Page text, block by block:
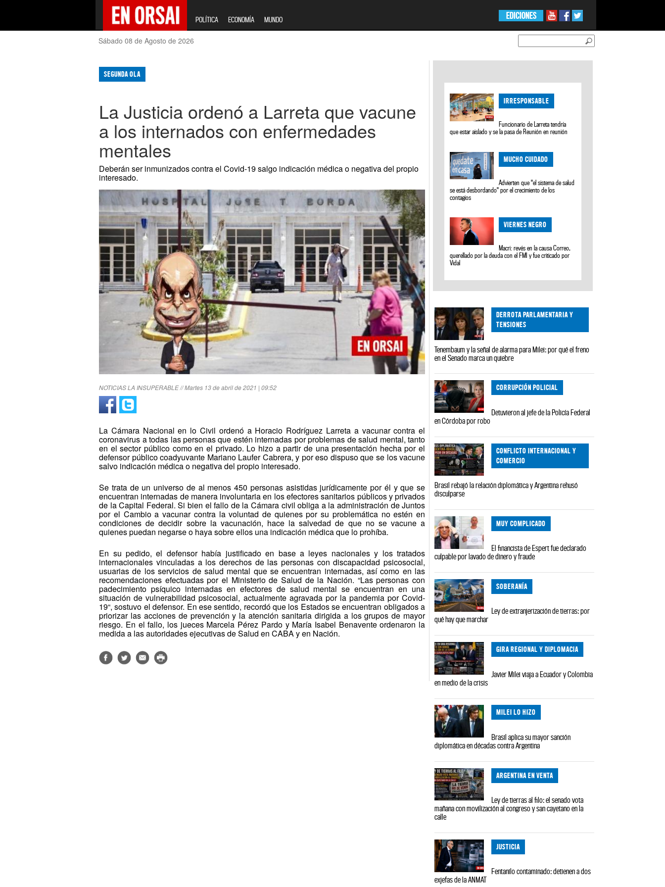
POLÍTICA ECONOMÍA MUNDO EDICIONES
Sábado 08 de Agosto de 2026
SEGUNDA OLA
La Justicia ordenó a Larreta que vacune
a los internados con enfermedades
mentales
Deberán ser inmunizados contra el Covid-19 salgo indicación médica o negativa del propio
interesado.
NOTICIAS LA INSUPERABLE // Martes 13 de abril de 2021 | 09:52
La Cámara Nacional en lo Civil ordenó a Horacio Rodríguez Larreta a vacunar contra el
coronavirus a todas las personas que estén internadas por problemas de salud mental, tanto
en el sector público como en el privado. Lo hizo a partir de una presentación hecha por el
defensor público coadyuvante Mariano Laufer Cabrera, y por eso dispuso que se los vacune
salvo indicación médica o negativa del propio interesado.
Se trata de un universo de al menos 450 personas asistidas jurídicamente por él y que se
encuentran internadas de manera involuntaria en los efectores sanitarios públicos y privados
de la Capital Federal. Si bien el fallo de la Cámara civil obliga a la administración de Juntos
por el Cambio a vacunar contra la voluntad de quienes por su problemática no estén en
condiciones de decidir sobre la vacunación, hace la salvedad de que no se vacune a
quienes puedan negarse o haya sobre ellos una indicación médica que lo prohíba.
En su pedido, el defensor había justificado en base a leyes nacionales y los tratados
internacionales vinculadas a los derechos de las personas con discapacidad psicosocial,
usuarias de los servicios de salud mental que se encuentran internadas, así como en las
recomendaciones efectuadas por el Ministerio de Salud de la Nación. “Las personas con
padecimiento psíquico internadas en efectores de salud mental se encuentran en una
situación de vulnerabilidad psicosocial, actualmente agravada por la pandemia por Covid-
19“, sostuvo el defensor. En ese sentido, recordó que los Estados se encuentran obligados a
priorizar las acciones de prevención y la atención sanitaria dirigida a los grupos de mayor
riesgo. En el fallo, los jueces Marcela Pérez Pardo y María Isabel Benavente ordenaron la
medida a las autoridades ejecutivas de Salud en CABA y en Nación.
IRRESPONSABLE
Funcionario de Larreta tendría
que estar aislado y se la pasa de Reunión en reunión
MUCHO CUIDADO
Advierten que "el sistema de salud
se está desbordando" por el crecimiento de los
contagios
VIERNES NEGRO
Macri: revés en la causa Correo,
querellado por la deuda con el FMI y fue criticado por
Vidal
DERROTA PARLAMENTARIA Y
TENSIONES
Tenembaum y la señal de alarma para Milei: por qué el freno
en el Senado marca un quiebre
CORRUPCIÓN POLICIAL
Detuvieron al jefe de la Policía Federal
en Córdoba por robo
CONFLICTO INTERNACIONAL Y
COMERCIO
Brasil rebajó la relación diplomática y Argentina rehusó
disculparse
MUY COMPLICADO
El financista de Espert fue declarado
culpable por lavado de dinero y fraude
SOBERANÍA
Ley de extranjerización de tierras: por
qué hay que marchar
GIRA REGIONAL Y DIPLOMACIA
Javier Milei viaja a Ecuador y Colombia
en medio de la crisis
MILEI LO HIZO
Brasil aplica su mayor sanción
diplomática en décadas contra Argentina
ARGENTINA EN VENTA
Ley de tierras al filo: el senado vota
mañana con movilización al congreso y san cayetano en la
calle
JUSTICIA
Fentanilo contaminado: detienen a dos
exjefas de la ANMAT